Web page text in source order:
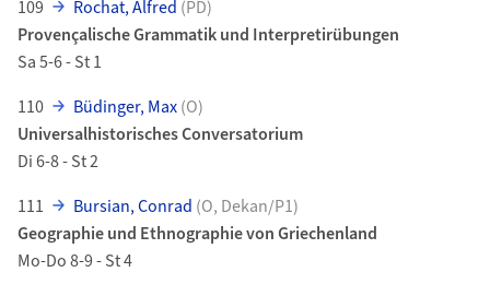
109
Rochat, Alfred (PD)
Provençalische Grammatik und Interpretirübungen
Sa 5-6 - St 1
110
Büdinger, Max(O)
Universalhistorisches Conversatorium
Di 6-8 - St 2
111
Bursian, Conrad (O, Dekan/P1)
Geographie und Ethnographie von Griechenland
Mo-Do 8-9 - St 4